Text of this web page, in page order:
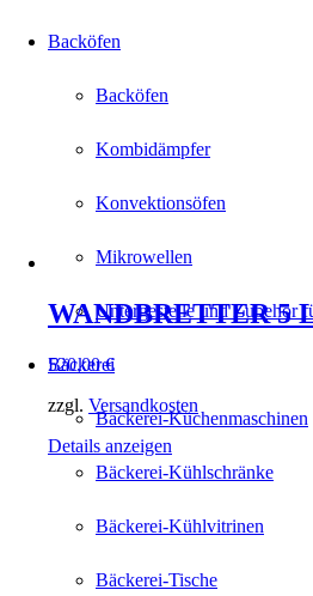
Backöfen
Backöfen
Kombidämpfer
Konvektionsöfen
Mikrowellen
Untergestelle und Zubehör
Bäckerei
Bäckerei-Küchenmaschinen
Bäckerei-Kühlschränke
Bäckerei-Kühlvitrinen
Bäckerei-Tische
WANDBRETTER 5
520,00€
zzgl. Versandkosten
Details anzeigen